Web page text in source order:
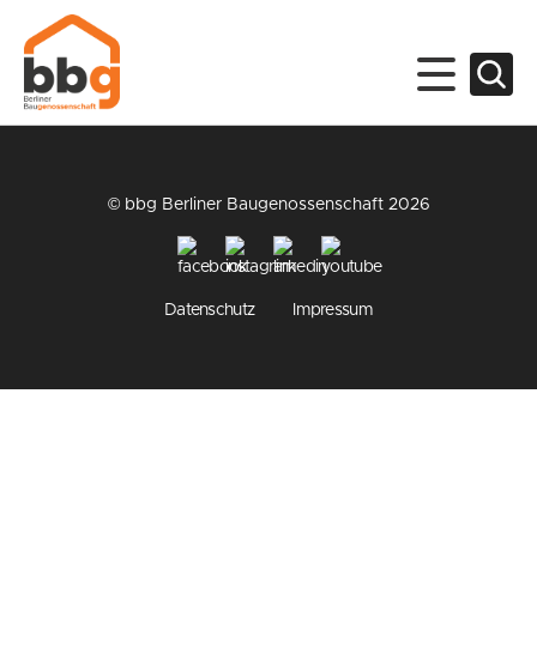
© bbg Berliner Baugenossenschaft 2026
Datenschutz Impressum